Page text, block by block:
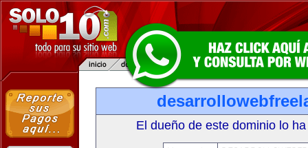
El dueño de este dominio lo